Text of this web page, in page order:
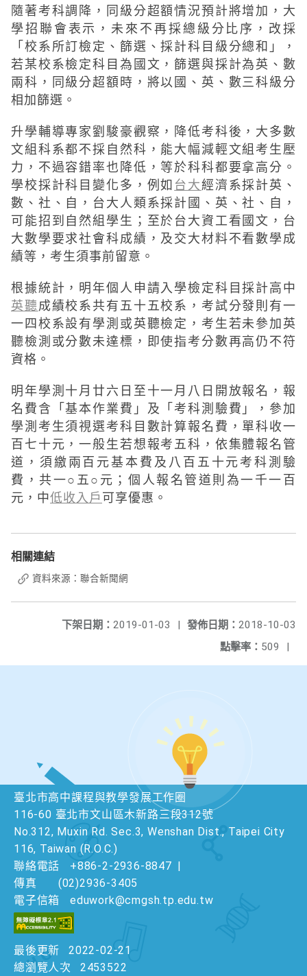
隨著考科調降，同級分超額情況預計將增加，大
學招聯會表示，未來不再採總級分比序，改採
「校系所訂檢定、篩選、採計科目級分總和」，
若某校系檢定科目為國文，篩選與採計為英、數
兩科，同級分超額時，將以國、英、數三科級分
相加篩選。
升學輔導專家劉駿豪觀察，降低考科後，大多數
文組科系都不採自然科，能大幅減輕文組考生壓
力，不過容錯率也降低，等於科科都要拿高分。
學校採計科目變化多，例如台大經濟系採計英、
數、社、自，台大人類系採計國、英、社、自，
可能招到自然組學生；至於台大資工看國文，台
大數學要求社會科成績，及交大材料不看數學成
績等，考生須事前留意。
根據統計，明年個人申請入學檢定科目採計高中
英聽成績校系共有五十五校系，考試分發則有一
一四校系設有學測或英聽檢定，考生若未參加英
聽檢測或分數未達標，即使指考分數再高仍不符
資格。
明年學測十月廿六日至十一月八日開放報名，報
名費含「基本作業費」及「考科測驗費」，參加
學測考生須視選考科目數計算報名費，單科收一
百七十元，一般生若想報考五科，依集體報名管
道，須繳兩百元基本費及八百五十元考科測驗
費，共一○五○元；個人報名管道則為一千一百
元，中低收入戶可享優惠。
相關連結
資料來源：聯合新聞網
發佈日期： 2018-10-03
下架日期： 2019-01-03
|
點擊率： 509 |
臺北市高中課程與教學發展工作圈
116-60 臺北市文山區木新路三段312號
No.312, Muxin Rd. Sec.3, Wenshan Dist., Taipei City
116, Taiwan (R.O.C.)
聯絡電話
+886-2-2936-8847 |
傳真
(02)2936-3405
電子信箱
eduwork@cmgsh.tp.edu.tw
最後更新
2022-02-21
總瀏覽人次
2453522